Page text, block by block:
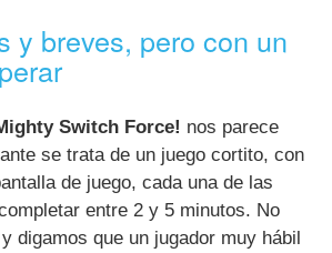
y breves, pero con un
Switch Force! nos parece
se trata de un juego cortito, con
de juego, cada una de las
entre 2 y 5 minutos. No
digamos que un jugador muy hábil